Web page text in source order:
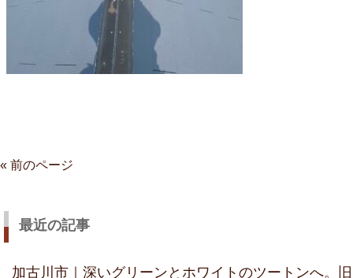
« 前のページ
最近の記事
加古川市｜深いグリーンとホワイトのツートンへ。旧